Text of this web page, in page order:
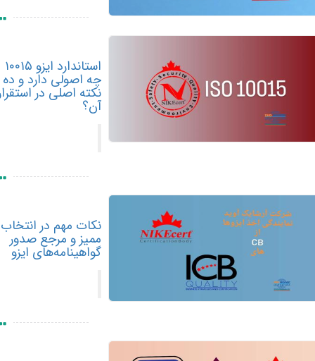
استاندارد ایزو ۱۰۰۱۵
چه اصولی دارد و ده
نکته اصلی در استقرار
آن؟
نکات مهم در انتخاب
ممیز و مرجع صدور
گواهینامه‌های ایزو